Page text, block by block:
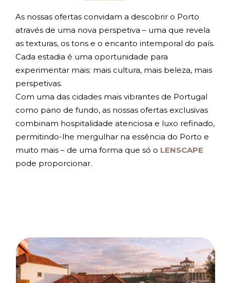
As nossas ofertas convidam a descobrir o Porto
através de uma nova perspetiva – uma que revela
as texturas, os tons e o encanto intemporal do país.
Cada estadia é uma oportunidade para
experimentar mais: mais cultura, mais beleza, mais
perspetivas.
Com uma das cidades mais vibrantes de Portugal
como pano de fundo, as nossas ofertas exclusivas
combinam hospitalidade atenciosa e luxo refinado,
permitindo-lhe mergulhar na essência do Porto e
muito mais – de uma forma que só o LENSCAPE
pode proporcionar.